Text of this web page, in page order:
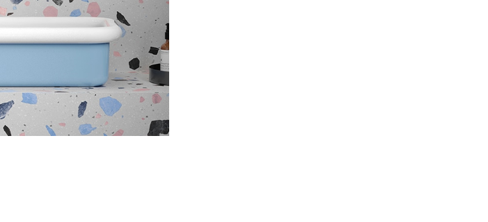
sur les tailles et/ou les finitions de nos sanitaires.